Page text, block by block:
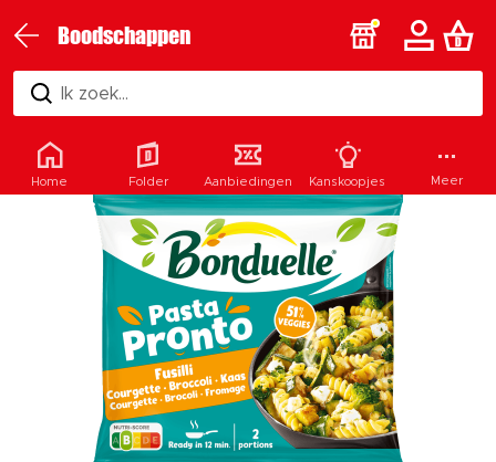
Boodschappen
Ik zoek...
Home Folder Aanbiedingen Kanskoopjes Meer